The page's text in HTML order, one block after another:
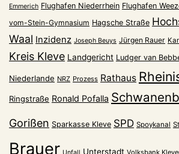
Emmerich Flughafen Niederrhein Flughafen
vom-Stein-Gymnasium Hagsche Straße
Waal Inzidenz Joseph Beuys Jürgen Rauer
Kreis Kleve Landgericht Ludger van
Niederlande NRZ Prozess Rathaus
Ringstraße Ronald Pofalla
Gorißen Sparkasse Kleve SPD Spoykanal
Brauer Unfall Unterstadt Volksbank